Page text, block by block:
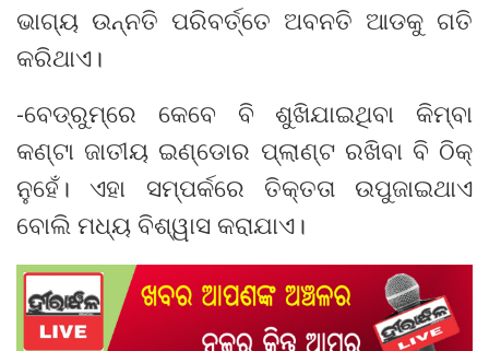
ଭାଗ୍ୟ ଉନ୍ନତି ପରିବର୍ତ୍ତେ ଅବନତି ଆଡକୁ ଗତି
କରିଥାଏ।
-ବେଡ୍‌ରୁମ୍‌ରେ କେବେ ବି ଶୁଖିଯାଇଥିବା କିମ୍ବା
କଣ୍ଟା ଜାତୀୟ ଇଣ୍ଡୋର ପ୍ଲାଣ୍ଟ ରଖିବା ବି ଠିକ୍‌
ନୁହେଁ। ଏହା ସମ୍ପର୍କରେ ତିକ୍ତତା ଉପୁଜାଇଥାଏ
ବୋଲି ମଧ୍ୟ ବିଶ୍ୱାସ କରାଯାଏ।